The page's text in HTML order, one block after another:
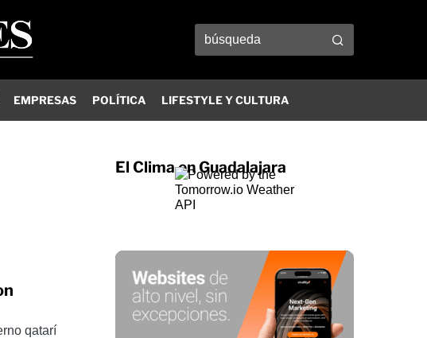
EMPRESAS POLÍTICA LIFESTYLE Y CULTURA
qatarí
El Clima en Guadalajara